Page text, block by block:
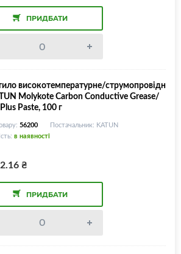
ПРИДБАТИ
високотемпературне/струмопровідн
Molykote Carbon Conductive Grease/
Paste, 100 г
56200
Постачальник: KATUN
в наявності
₴
ПРИДБАТИ